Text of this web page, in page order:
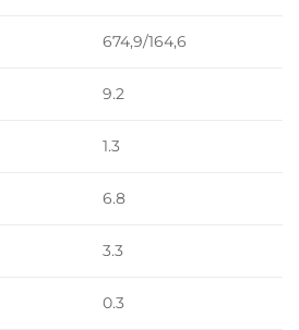
674,9/164,6
9.2
1.3
6.8
3.3
0.3